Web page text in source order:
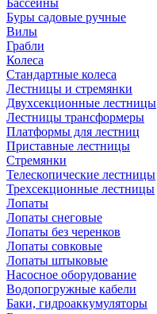
Бассейны
Буры садовые ручные
Вилы
Грабли
Колеса
Стандартные колеса
Лестницы и стремянки
Двухсекционные лестницы
Лестницы трансформеры
Платформы для лестниц
Приставные лестницы
Стремянки
Телескопические лестницы
Трехсекционные лестницы
Лопаты
Лопаты снеговые
Лопаты без черенков
Лопаты совковые
Лопаты штыковые
Насосное оборудование
Водопогружные кабели
Баки, гидроаккумуляторы